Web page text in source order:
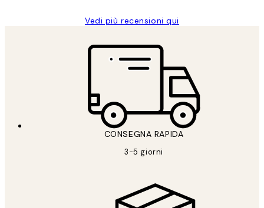
Vedi più recensioni qui
CONSEGNA RAPIDA
3-5 giorni